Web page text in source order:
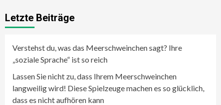
Letzte Beiträge
Verstehst du, was das Meerschweinchen sagt? Ihre
„soziale Sprache“ ist so reich
Lassen Sie nicht zu, dass Ihrem Meerschweinchen
langweilig wird! Diese Spielzeuge machen es so glücklich,
dass es nicht aufhören kann